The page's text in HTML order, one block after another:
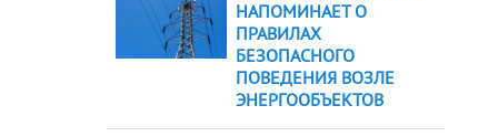
НАПОМИНАЕТ О
ПРАВИЛАХ
БЕЗОПАСНОГО
ПОВЕДЕНИЯ ВОЗЛЕ
ЭНЕРГООБЪЕКТОВ